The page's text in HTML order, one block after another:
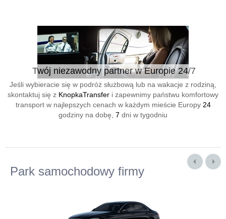
Twój niezawodny partner w Europie 24/7
Jeśli wybieracie się w podróż służbową lub na wakacje z rodziną,
skontaktuj się z KnopkaTransfer i zapewnimy państwu komfortowy
transport w najlepszych cenach w każdym mieście Europy 24
godziny na dobę, 7 dni w tygodniu
Park samochodowy firmy